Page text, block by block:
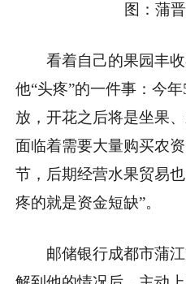
图：蒲
看着自己的果园丰
他“头疼”的一件事：今
放，开花之后将是坐果
面临着需要大量购买农
节，后期经营水果贸易
疼的就是资金短缺”。
邮储银行成都市蒲